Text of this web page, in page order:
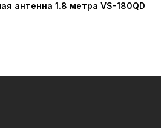
антенна 1.8 метра VS-180QD